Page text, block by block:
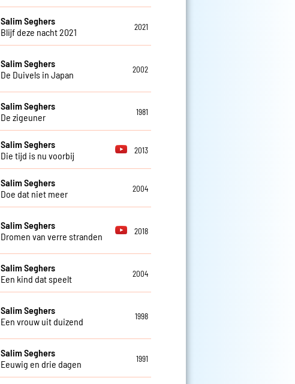
Salim Seghers
Blijf deze nacht 2021
2021
Salim Seghers
De Duivels in Japan
2002
Salim Seghers
De zigeuner
1981
Salim Seghers
Die tijd is nu voorbij
2013
Salim Seghers
Doe dat niet meer
2004
Salim Seghers
Dromen van verre stranden
2018
Salim Seghers
Een kind dat speelt
2004
Salim Seghers
Een vrouw uit duizend
1998
Salim Seghers
Eeuwig en drie dagen
1991